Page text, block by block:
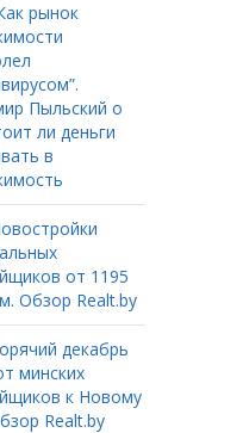
рынок
Пыльский о
ли деньги
в
от 1195
Обзор Realt.by
декабрь
минских
к Новому
Realt.by